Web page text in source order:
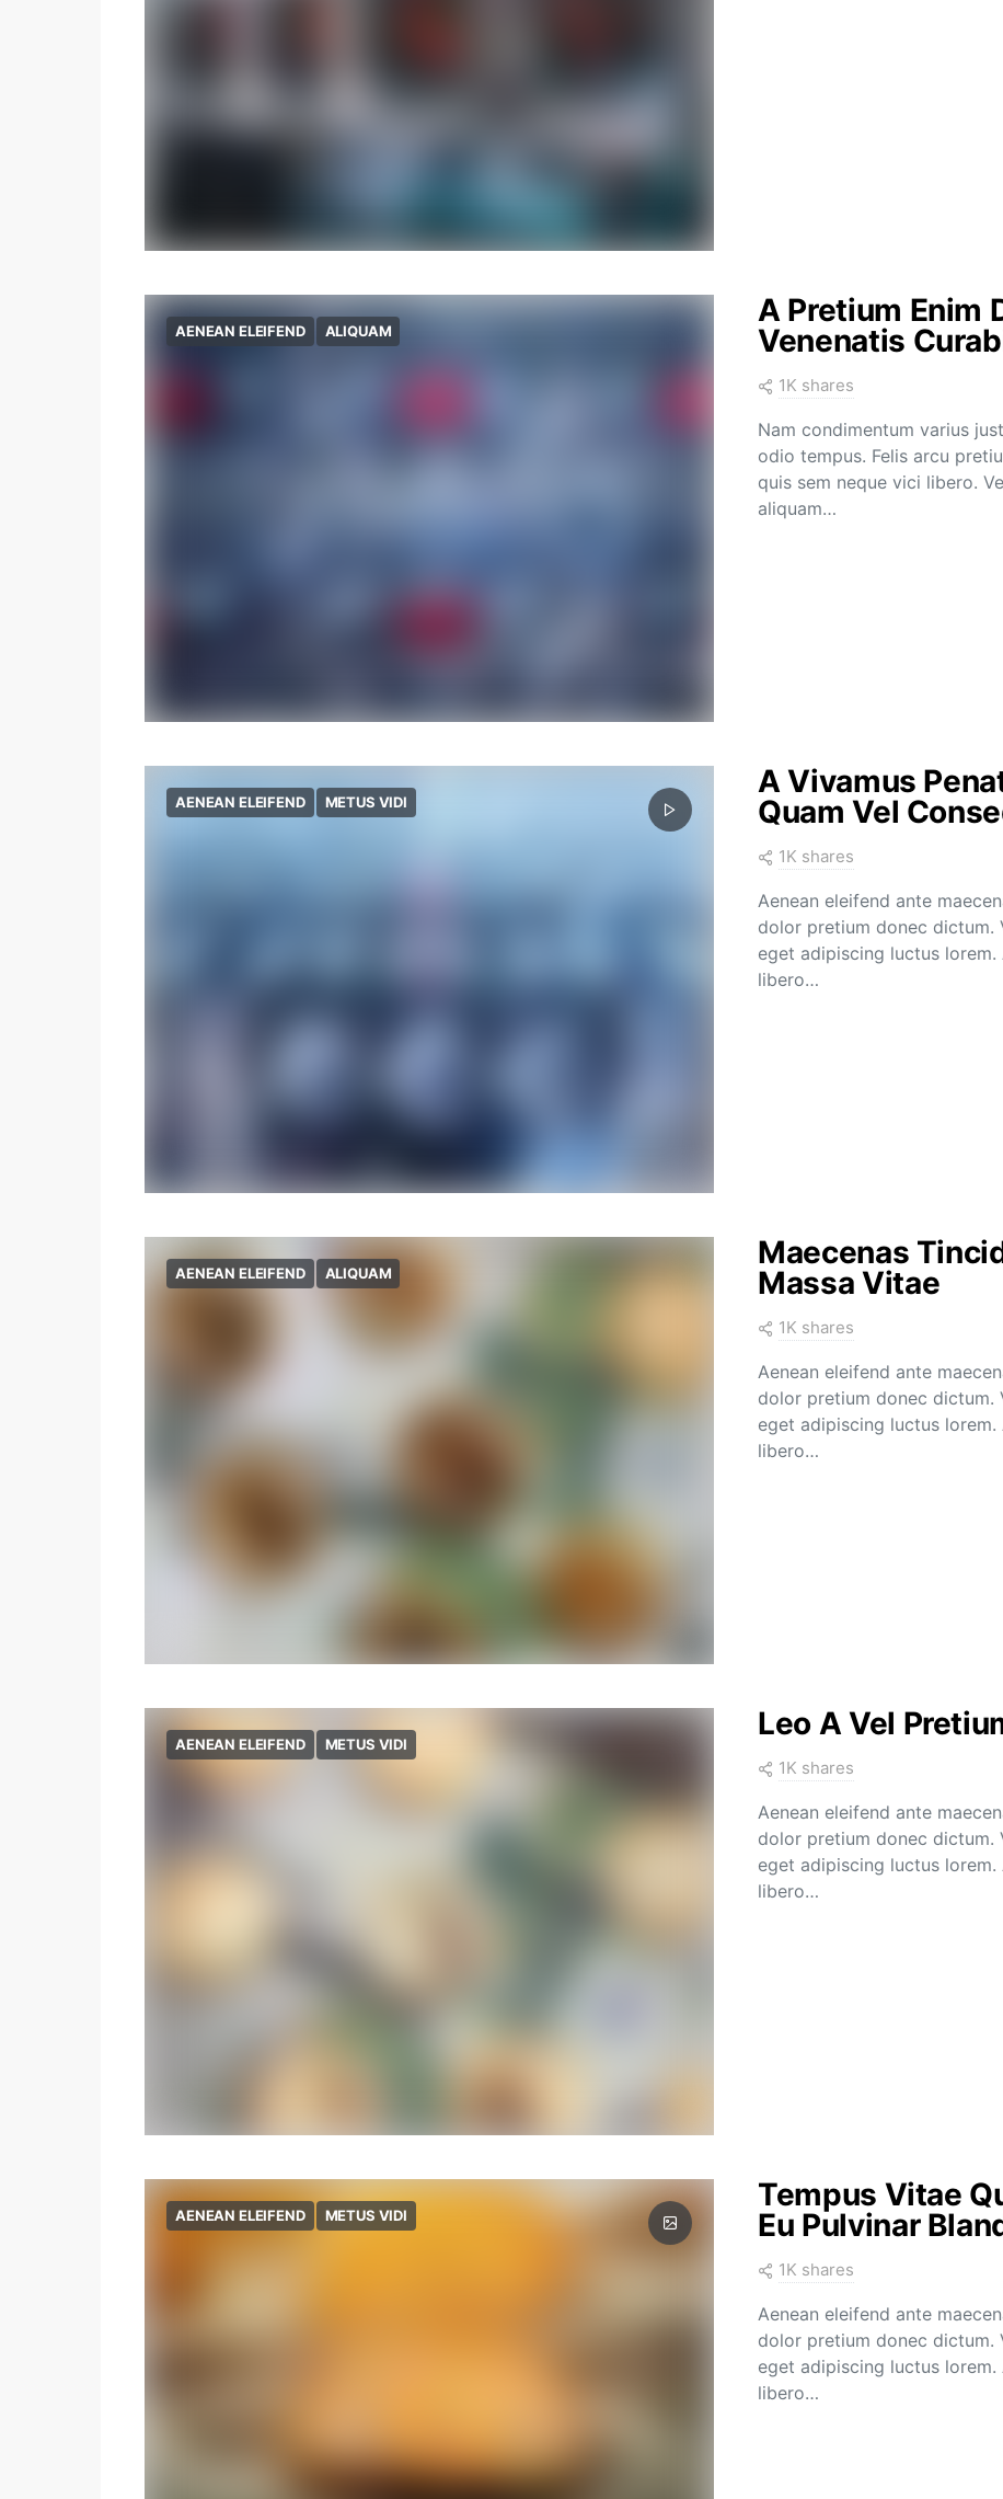
AENEAN ELEIFEND ALIQUAM
A Pretium Enim
Venenatis
1K shares
Nam condimentum varius
odio tempus. Felis arcu
quis sem neque vici libero.
aliquam…
AENEAN ELEIFEND METUS VIDI
A Vivamus
Quam Vel
1K shares
Aenean eleifend ante
dolor pretium donec dictum.
eget adipiscing luctus
libero…
AENEAN ELEIFEND ALIQUAM
Maecenas
Massa Vitae
1K shares
Aenean eleifend ante
dolor pretium donec dictum.
eget adipiscing luctus
libero…
AENEAN ELEIFEND METUS VIDI
Leo A Vel
1K shares
Aenean eleifend ante
dolor pretium donec dictum.
eget adipiscing luctus
libero…
AENEAN ELEIFEND METUS VIDI
Tempus Vitae
Eu Pulvinar
1K shares
Aenean eleifend ante
dolor pretium donec dictum.
eget adipiscing luctus
libero…